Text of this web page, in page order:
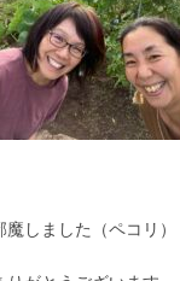
魔しました（ペコリ）